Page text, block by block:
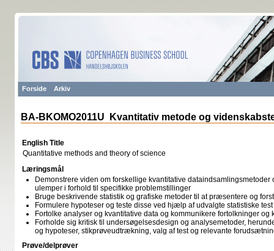
Forside Arkiv
BA-BKOMO2011U Kvantitativ metode og
English Title
Quantitative methods and theory of science
Læringsmål
Demonstrere viden om forskellige kvantitative dataindsamlingsmetoder
ulemper i forhold til specifikke problemstillinger
Bruge beskrivende statistik og grafiske metoder til at præsentere og
Formulere hypoteser og teste disse ved hjælp af udvalgte statistiske test
Fortolke analyser og kvantitative data og kommunikere fortolkninger og
Forholde sig kritisk til undersøgelsesdesign og analysemetoder,
og hypoteser, stikprøveudtrækning, valg af test og relevante
Prøve/delprøver